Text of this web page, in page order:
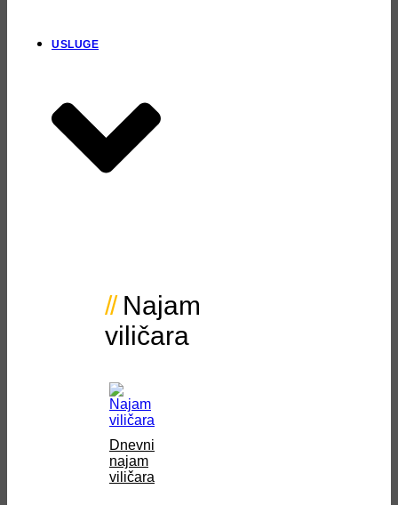
USLUGE
Najam
viličara
Dnevni
najam
viličara